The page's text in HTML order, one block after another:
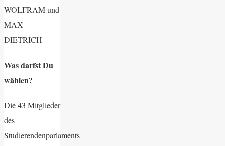
WOLFRAM und
MAX
DIETRICH
Was darfst Du
wählen?
Die 43 Mitglieder
des
Studierendenparlaments